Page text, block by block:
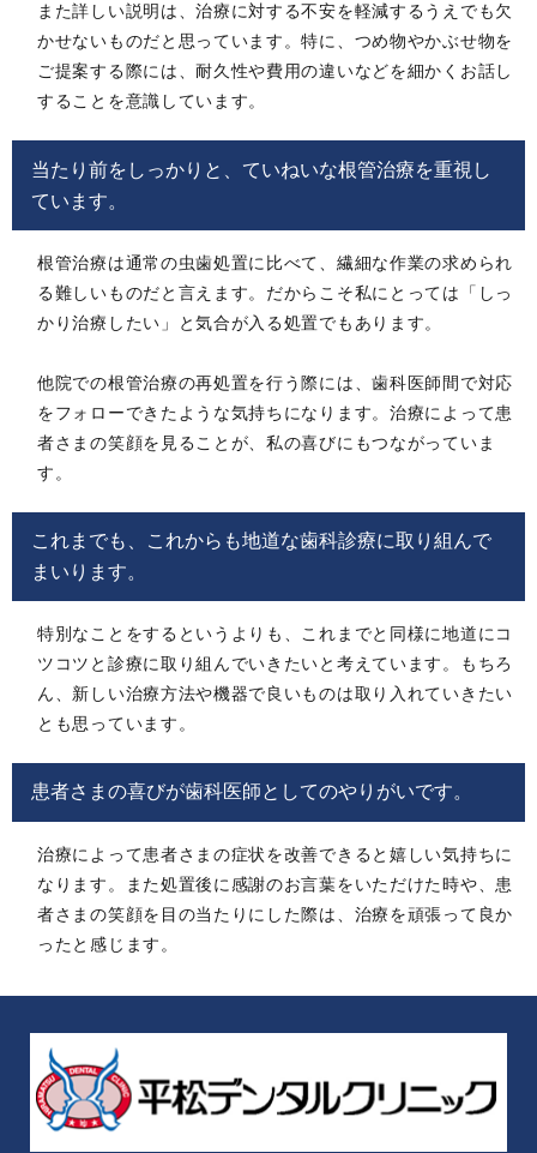
また詳しい説明は、治療に対する不安を軽減するうえでも欠
かせないものだと思っています。特に、つめ物やかぶせ物を
ご提案する際には、耐久性や費用の違いなどを細かくお話し
することを意識しています。
当たり前をしっかりと、ていねいな根管治療を重視し
ています。
根管治療は通常の虫歯処置に比べて、繊細な作業の求められ
る難しいものだと言えます。だからこそ私にとっては「しっ
かり治療したい」と気合が入る処置でもあります。
他院での根管治療の再処置を行う際には、歯科医師間で対応
をフォローできたような気持ちになります。治療によって患
者さまの笑顔を見ることが、私の喜びにもつながっていま
す。
これまでも、これからも地道な歯科診療に取り組んで
まいります。
特別なことをするというよりも、これまでと同様に地道にコ
ツコツと診療に取り組んでいきたいと考えています。もちろ
ん、新しい治療方法や機器で良いものは取り入れていきたい
とも思っています。
患者さまの喜びが歯科医師としてのやりがいです。
治療によって患者さまの症状を改善できると嬉しい気持ちに
なります。また処置後に感謝のお言葉をいただけた時や、患
者さまの笑顔を目の当たりにした際は、治療を頑張って良か
ったと感じます。